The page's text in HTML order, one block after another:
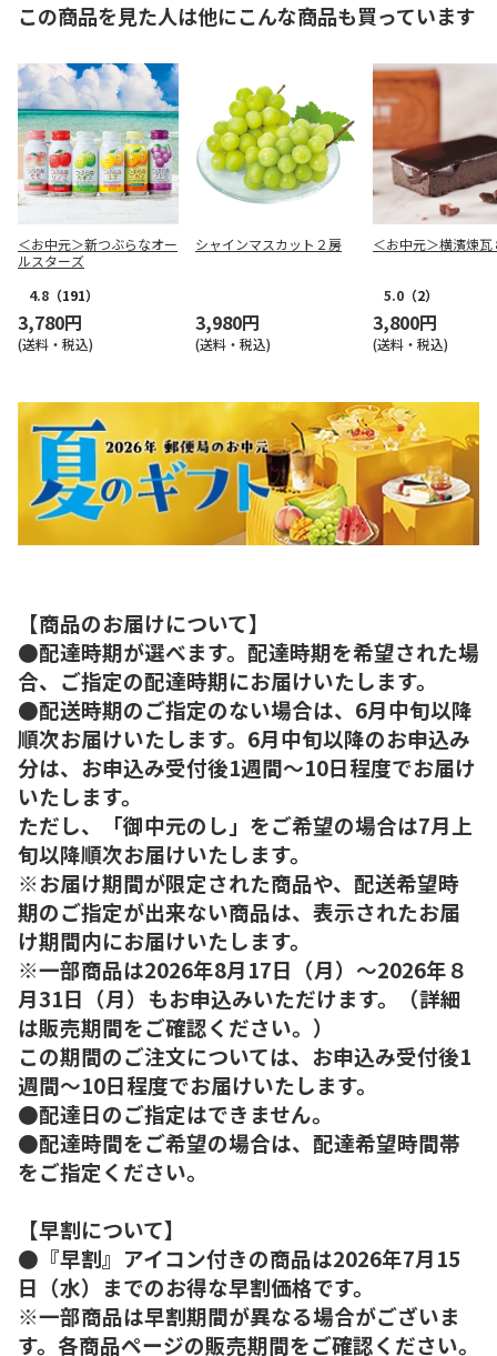
この商品を見た人は他にこんな商品も買っています
＜お中元＞新つぶらなオー
ルスターズ
4.8 （191）
3,780円
(送料・税込)
シャインマスカット２房
3,980円
(送料・税込)
＜お中元＞横濱煉瓦
5.0 （2）
3,800円
(送料・税込)
【商品のお届けについて】
●配達時期が選べます。配達時期を希望された場
合、ご指定の配達時期にお届けいたします。
●配送時期のご指定のない場合は、6月中旬以降
順次お届けいたします。6月中旬以降のお申込み
分は、お申込み受付後1週間～10日程度でお届け
いたします。
ただし、「御中元のし」をご希望の場合は7月上
旬以降順次お届けいたします。
※お届け期間が限定された商品や、配送希望時
期のご指定が出来ない商品は、表示されたお届
け期間内にお届けいたします。
※一部商品は2026年8月17日（月）～2026年８
月31日（月）もお申込みいただけます。（詳細
は販売期間をご確認ください。）
この期間のご注文については、お申込み受付後1
週間～10日程度でお届けいたします。
●配達日のご指定はできません。
●配達時間をご希望の場合は、配達希望時間帯
をご指定ください。
【早割について】
●『早割』アイコン付きの商品は2026年7月15
日（水）までのお得な早割価格です。
※一部商品は早割期間が異なる場合がございま
す。各商品ページの販売期間をご確認ください。